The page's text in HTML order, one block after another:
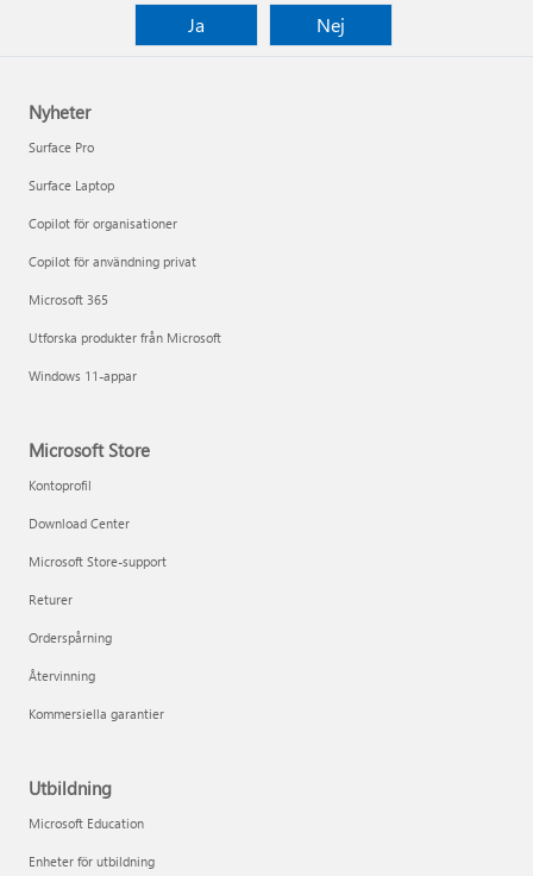
Ja
Nej
Nyheter
Surface Pro
Surface Laptop
Copilot för organisationer
Copilot för användning privat
Microsoft 365
Utforska produkter från Microsoft
Windows 11-appar
Microsoft Store
Kontoprofil
Download Center
Microsoft Store-support
Returer
Orderspårning
Återvinning
Kommersiella garantier
Utbildning
Microsoft Education
Enheter för utbildning